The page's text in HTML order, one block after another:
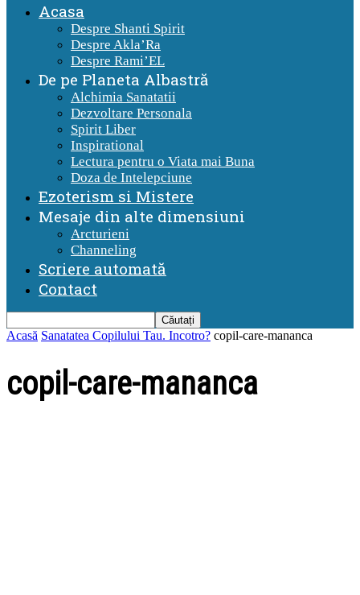
Acasa
Despre Shanti Spirit
Despre Akla’Ra
Despre Rami’EL
De pe Planeta Albastră
Alchimia Sanatatii
Dezvoltare Personala
Spirit Liber
Inspirational
Lectura pentru o Viata mai Buna
Doza de Intelepciune
Ezoterism si Mistere
Mesaje din alte dimensiuni
Arcturieni
Channeling
Scriere automată
Contact
Acasă Sanatatea Copilului Tau. Incotro? copil-care-mananca
copil-care-mananca